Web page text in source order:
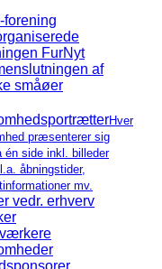
forening
FurNyt
af
småøer
Hver
præsenterer sig
én side inkl. billeder
åbningstider,
mv.
vedr. erhverv